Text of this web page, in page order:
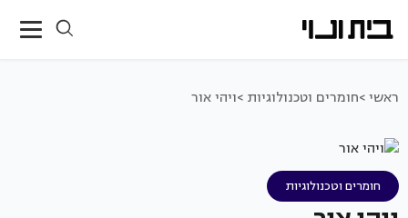
ראשי >חומרים וטכנולוגיות >ויהי אור
חומרים וטכנולוגיות